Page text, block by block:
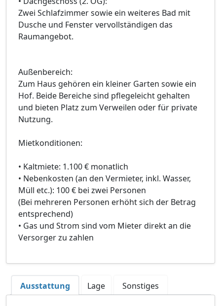
Zwei Schlafzimmer sowie ein weiteres Bad mit
Dusche und Fenster vervollständigen das
Raumangebot.
Außenbereich:
Zum Haus gehören ein kleiner Garten sowie ein
Hof. Beide Bereiche sind pflegeleicht gehalten
und bieten Platz zum Verweilen oder für private
Nutzung.
Mietkonditionen:
• Kaltmiete: 1.100 € monatlich
• Nebenkosten (an den Vermieter, inkl. Wasser,
Müll etc.): 100 € bei zwei Personen
(Bei mehreren Personen erhöht sich der Betrag
entsprechend)
• Gas und Strom sind vom Mieter direkt an die
Versorger zu zahlen
Ausstattung Lage Sonstiges